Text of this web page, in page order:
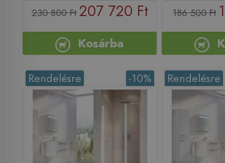
230 800 Ft 207 720 Ft
Kosárba
186 500 Ft
-10%
Rendelésre Rendelésre